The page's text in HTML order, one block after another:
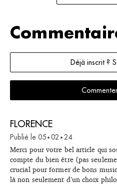
Déjà inscrit ?
FLORENCE
Publié le 05 • 02 • 24
Merci pour votre bel article qui
compte du bien être (pas
crucial pour former de bons
là non seulement d’un choix